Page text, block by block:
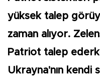
yüksek talep
zaman alıyor.
Patriot talep
Ukrayna'nın kendi